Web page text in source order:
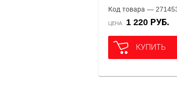
Код товара —
ЦЕНА 1 220 РУБ.
КУПИТЬ